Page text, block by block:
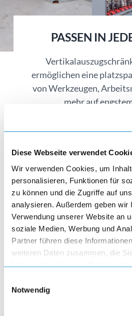
Diese Webseite verwendet
Wir verwenden Cookies, um
personalisieren, Funktionen für
zu können und die Zugriffe auf
analysieren. Außerdem geben wir
Verwendung unserer Website an
soziale Medien, Werbung und
Partner führen diese
weiteren Daten zusammen, die
haben oder die sie im Rahmen
Notwendig
PASSEN IN
ermöglichen eine
von Werkzeugen,
mehr auf
Vertikalauszugschränke
visibility
article